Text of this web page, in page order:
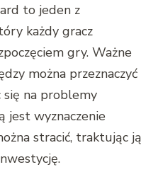
to jeden z
każdy gracz
gry. Ważne
można przeznaczyć
się na problemy
jest wyznaczenie
stracić, traktując ją